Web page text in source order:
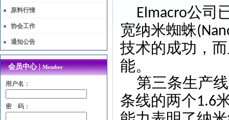
Elmacro公司
宽纳米蜘蛛
技术的成功，
能。
第三条生产
条线的两个1.6
原料行情
协会工作
通知公告
会员中心 |Member
用户名：
密 码：